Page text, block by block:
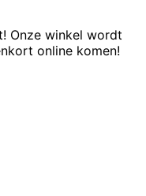
Onze winkel wordt
online komen!